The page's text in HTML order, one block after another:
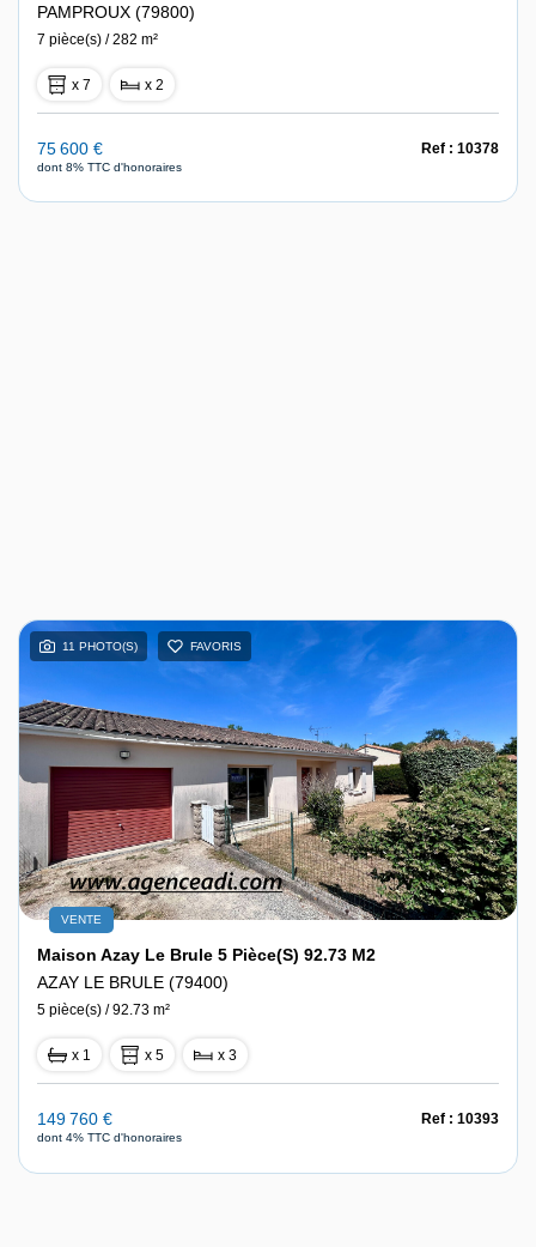
PAMPROUX (79800)
7 pièce(s) / 282 m²
x 7 x 2
75 600 €
dont 8% TTC d'honoraires
Ref : 10378
11 PHOTO(S) FAVORIS
VENTE
Maison Azay Le Brule 5 Pièce(s) 92.73 M2
AZAY LE BRULE (79400)
5 pièce(s) / 92.73 m²
x 1 x 5 x 3
149 760 €
dont 4% TTC d'honoraires
Ref : 10393